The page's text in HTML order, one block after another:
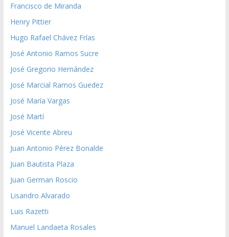
Francisco de Miranda
Henry Pittier
Hugo Rafael Chávez Frías
José Antonio Ramos Sucre
José Gregorio Hernández
José Marcial Ramos Guedez
José María Vargas
José Martí
José Vicente Abreu
Juan Antonio Pérez Bonalde
Juan Bautista Plaza
Juan German Roscio
Lisandro Alvarado
Luis Razetti
Manuel Landaeta Rosales